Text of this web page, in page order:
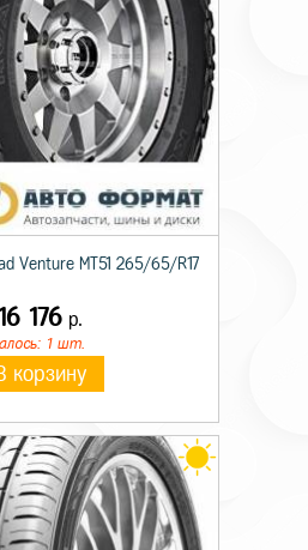
Venture MT51 265/65/R17
16 176р.
1 шт.
корзину